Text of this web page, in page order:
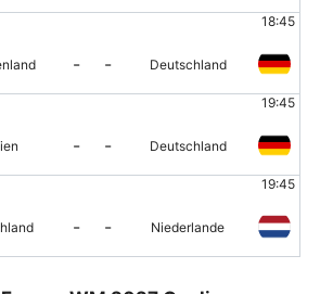
18:45
- - Deutschland
19:45
- - Deutschland
19:45
- - Niederlande